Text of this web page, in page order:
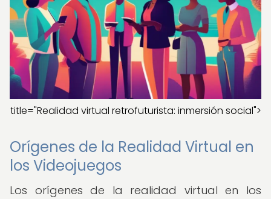
title="Realidad virtual retrofuturista: inmersión social">
Orígenes de la Realidad Virtual en
los Videojuegos
Los orígenes de la realidad virtual en los